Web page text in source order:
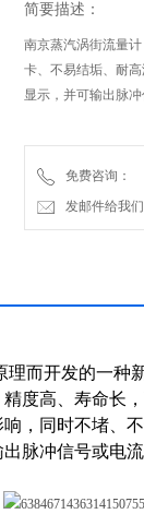
简要描述：
南京蒸汽涡街流量
卡、不易结垢、耐
显示，并可输出脉
免费咨询：
发邮件给我们
理而开发的一种
度高、寿命长
，同时不堵、
脉冲信号或电流